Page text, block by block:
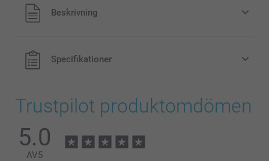
Alla priser är i svenska kronor (SEK), inklusive moms och
exklusive porto.
Beskrivning
Specifikationer
Trustpilot produktomdömen
5.0
AV5